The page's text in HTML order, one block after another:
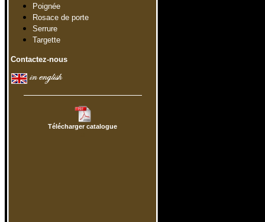
Poignée
Rosace de porte
Serrure
Targette
Contactez-nous
Télécharger catalogue